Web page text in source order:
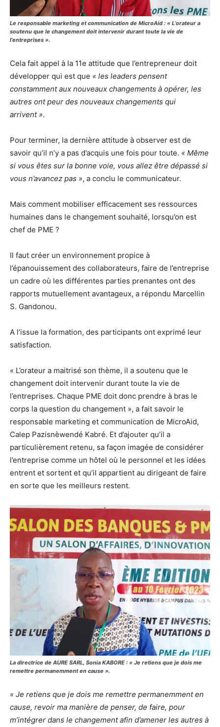
Le responsable marketing et communication de MicroAid : « L’orateur a
soutenu que le changement doit intervenir durant toute la vie de
l’entreprises ».
Cela fait appel à la 11e attitude que l’entrepreneur doit
développer qui est que « les leaders pensent
constamment aux nouveaux changements à opérer, les
autres ont peur des nouveaux changements qui
arrivent ».
Pour terminer, la dernière attitude à observer est de
savoir qu’il n’y a pas d’acquis une fois pour toute. « Même
si vous êtes sur la bonne voie, vous allez être dépassé si
vous n’avancez pas », a conclu le communicateur.
Mais comment mobiliser efficacement ses ressources
humaines dans le changement souhaité, lorsqu’on est
chef de PME ?
Il faut créer un environnement propice à
l’épanouissement des collaborateurs, faire de l’entreprise
un cadre où les différentes parties prenantes ont des
rapports mutuellement avantageux, a répondu Marcellin
S. Gandonou.
A l’issue la formation, des participants ont exprimé leur
satisfaction.
« L’orateur a maitrisé son thème, il a soutenu que le
changement doit intervenir durant toute la vie de
l’entreprises. Chaque PME doit donc prendre à bras le
corps la question du changement », a fait savoir le
responsable marketing et communication de MicroAid,
Calep Pazisnèwendé Kabré. Et d’ajouter qu’il a
particulièrement retenu, sa façon imagée de considérer
l’entreprise comme un hôtel où le personnel et les idées
entrent et sortent et qu’il appartient au dirigeant de faire
en sorte que les meilleurs restent.
La directrice de AURE SARL, Sonia KABORE : « Je retiens que je dois me
remettre permanemment en cause ».
« Je retiens que je dois me remettre permanemment en
cause, revoir ma manière de penser, de faire, pour
m’intégrer dans le changement afin d’amener les autres à